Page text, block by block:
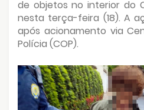
de objetos no interior do
nesta terça-feira (18). A
após acionamento via
Polícia (COP).